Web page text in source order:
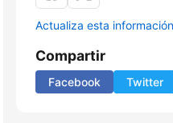
Actualiza esta
Compartir
Facebook Twitter